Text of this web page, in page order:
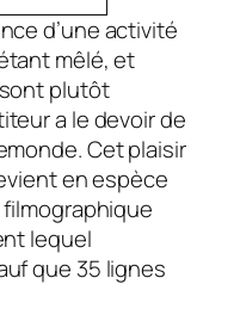
d’une activité
mêlé, et
plutôt
a le devoir de
Cet plaisir
en espèce
lequel
que 35 lignes